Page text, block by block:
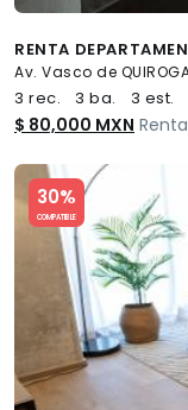
3 rec. 3 ba. 3 est.
$ 80,000 MXN Renta
30%
COMPATIBLE
Slide 1 of 5